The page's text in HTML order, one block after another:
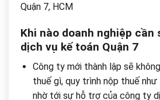
Quận 7, HCM
Khi nào doanh nghiệp cần
dịch vụ kế toán Quận 7
Công ty mới thành lập sẽ
thuế gì, quy trình nộp thuế như
nhờ tới sự hỗ trợ của công ty